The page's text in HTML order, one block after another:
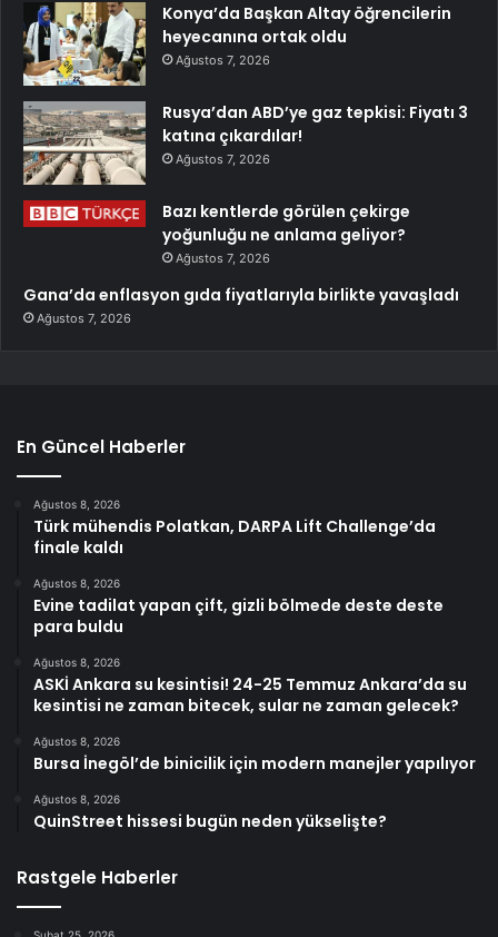
Konya’da Başkan Altay öğrencilerin
heyecanına ortak oldu
Ağustos 7, 2026
Rusya’dan ABD’ye gaz tepkisi: Fiyatı 3
katına çıkardılar!
Ağustos 7, 2026
Bazı kentlerde görülen çekirge
yoğunluğu ne anlama geliyor?
Ağustos 7, 2026
Gana’da enflasyon gıda fiyatlarıyla birlikte yavaşladı
Ağustos 7, 2026
En Güncel Haberler
Ağustos 8, 2026
Türk mühendis Polatkan, DARPA Lift Challenge’da
finale kaldı
Ağustos 8, 2026
Evine tadilat yapan çift, gizli bölmede deste deste
para buldu
Ağustos 8, 2026
ASKİ Ankara su kesintisi! 24-25 Temmuz Ankara’da su
kesintisi ne zaman bitecek, sular ne zaman gelecek?
Ağustos 8, 2026
Bursa İnegöl’de binicilik için modern manejler yapılıyor
Ağustos 8, 2026
QuinStreet hissesi bugün neden yükselişte?
Rastgele Haberler
Şubat 25, 2026